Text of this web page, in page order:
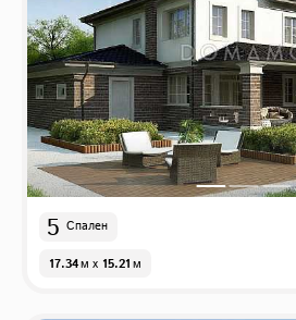
5 Спален
17.34м x 15.21м